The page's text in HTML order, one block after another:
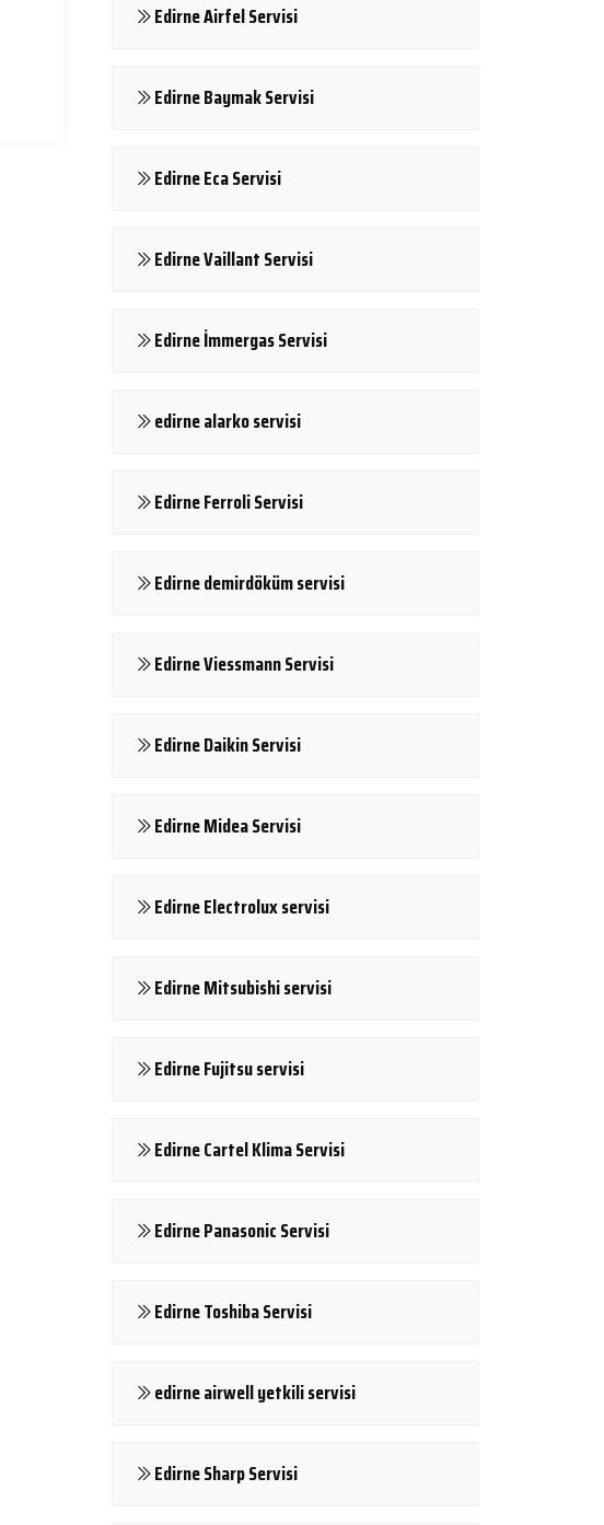
Edirne Airfel Servisi
Edirne Baymak Servisi
Edirne Eca Servisi
Edirne Vaillant Servisi
Edirne İmmergas Servisi
edirne alarko servisi
Edirne Ferroli Servisi
Edirne demirdöküm servisi
Edirne Viessmann Servisi
Edirne Daikin Servisi
Edirne Midea Servisi
Edirne Electrolux servisi
Edirne Mitsubishi servisi
Edirne Fujitsu servisi
Edirne Cartel Klima Servisi
Edirne Panasonic Servisi
Edirne Toshiba Servisi
edirne airwell yetkili servisi
Edirne Sharp Servisi